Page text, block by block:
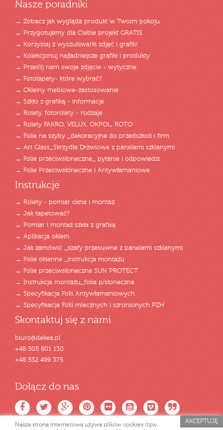
Nasze poradniki
→ Zobacz jak wygląda produkt w Twoim pokoju
→ Przygotujemy dla Ciebie projekt GRATIS
→ Korzystaj z wyszukiwarki zdjęć i grafik!
→ Kolekcjonuj najładniejsze grafiki i produkty
→ Prześlij nam swoje zdjęcie - wytyczne
→ Fototapety- które wybrać?
→ Okleiny meblowe-zastosowanie
→ Szkło z grafiką - informacje
→ Rolety, fotorolety - rodzaje
→ Rolety FAKRO, VELUX, OKPOL, ROTO
→ Folie na szyby _dekoracyjne do przedszkoli i firm
→ Art Glass_Skrzydła Drzwiowe z panelami szklanymi
→ Folie przeciwsłoneczne_ pytanie i odpowiedzi
→ Folie Przeciwsłoneczne i Antywłamaniowe
Instrukcje
→ Rolety - pomiar okna i montaż
→ Jak tapetować?
→ Pomiar i montaż szkła z grafiką
→ Aplikacja oklein
→ Jak zamówić _szafy przesuwne z panelami szklanymi
→ Folie okienne _instrukcja montażu
→ Folie przeciwsłoneczne SUN PROTECT
→ Instrukcja montażu_folia p/słoneczna
→ Specyfikacja Folii Antywłamaniowych
→ Specyfikacja Folii mlecznych i szronionych PZH
Skontaktuj się z nami
biuro@dekea.pl
+48 505 801 130
+48 532 499 375
Dołącz do nas
Nasza strona internetowa używa plików cookies (tzw.
AKCEPTUJĘ